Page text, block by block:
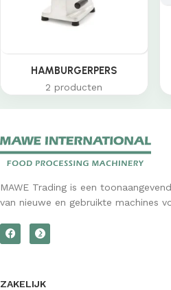
HAMBURGERPERS
2 producten
MAWE Trading is een
van nieuwe en gebruikte machines
ZAKELIJK